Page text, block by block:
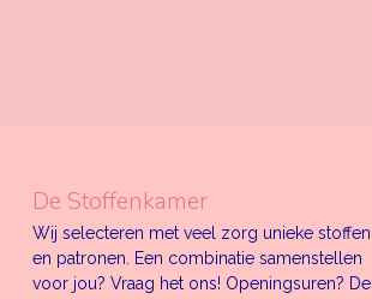
De Stoffenkamer
Wij selecteren met veel zorg unieke stoffen
en patronen. Een combinatie samenstellen
voor jou? Vraag het ons! Openingsuren? De